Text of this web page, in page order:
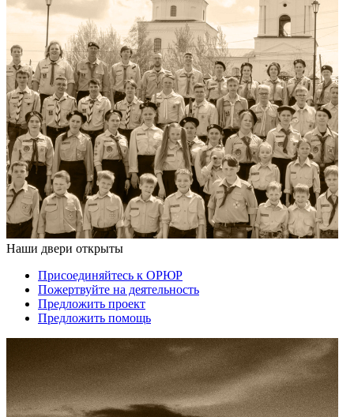
Наши двери открыты
Присоединяйтесь к ОРЮР
Пожертвуйте на деятельность
Предложить проект
Предложить помощь